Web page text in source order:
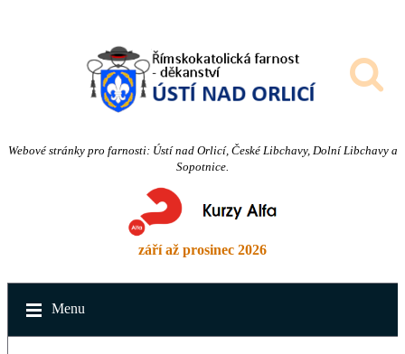
Webové stránky pro farnosti: Ústí nad Orlicí, České Libchavy, Dolní Libchavy a
Sopotnice.
září až prosinec 2026
Menu